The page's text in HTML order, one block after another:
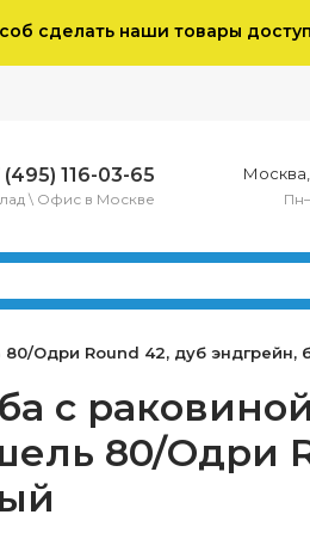
сделать наши товары
(495) 116-03-65
\ Офис в Москве
Москва,
Одри Round 42, дуб эндгрейн,
с
80/Одри